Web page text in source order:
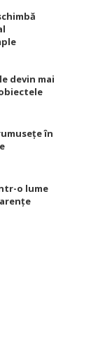
devin mai
în
o lume